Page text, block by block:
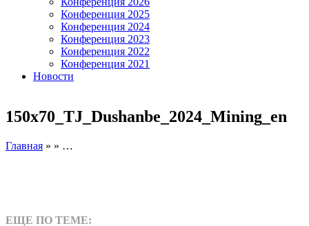
Конференция 2025
Конференция 2024
Конференция 2023
Конференция 2022
Конференция 2021
Новости
150x70_TJ_Dushanbe_2024_Mining_en
Главная » » …
ЕЩЕ ПО ТЕМЕ: